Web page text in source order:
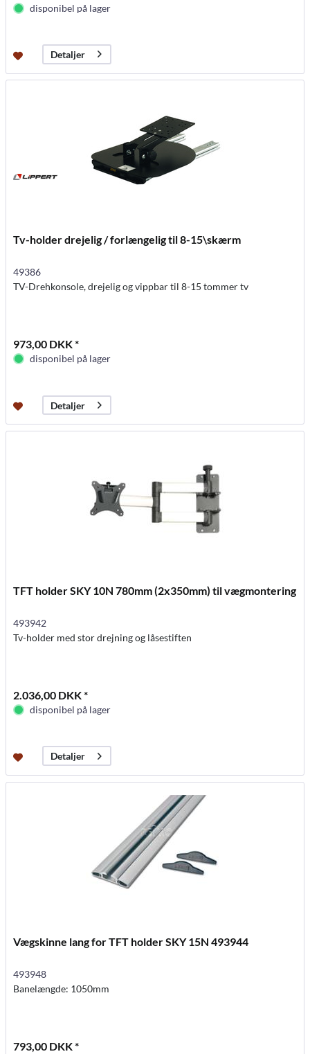
disponibel på lager
Detaljer
Tv-holder drejelig / forlængelig til 8-15\skærm
49386
TV-Drehkonsole, drejelig og vippbar til 8-15 tommer tv
973,00 DKK *
disponibel på lager
Detaljer
TFT holder SKY 10N 780mm (2x350mm) til vægmontering
493942
Tv-holder med stor drejning og låsestiften
2.036,00 DKK *
disponibel på lager
Detaljer
Vægskinne lang for TFT holder SKY 15N 493944
493948
Banelængde: 1050mm
793,00 DKK *